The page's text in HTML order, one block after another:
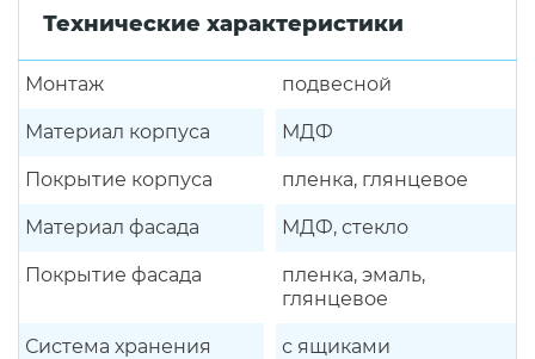
Технические характеристики
Монтаж подвесной
Материал корпуса МДФ
Покрытие корпуса пленка, глянцевое
Материал фасада МДФ, стекло
Покрытие фасада
пленка, эмаль,
глянцевое
Система хранения с ящиками